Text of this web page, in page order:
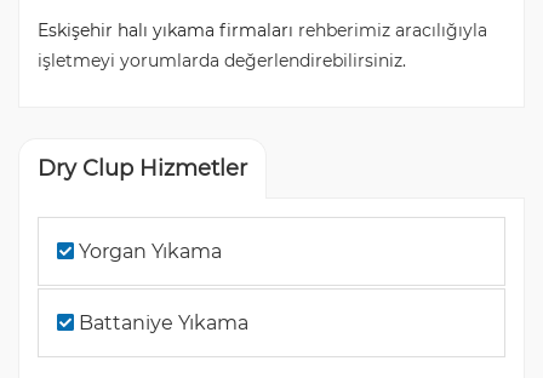
Eskişehir halı yıkama firmaları rehberimiz aracılığıyla
işletmeyi yorumlarda değerlendirebilirsiniz.
Dry Clup Hizmetler
Yorgan Yıkama
Battaniye Yıkama